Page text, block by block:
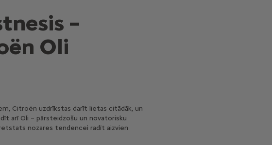
–
Oli
Citroën uzdrīkstas darīt lietas citādāk, un
arī Oli – pārsteidzošu un novatorisku
nozares tendencei radīt aizvien